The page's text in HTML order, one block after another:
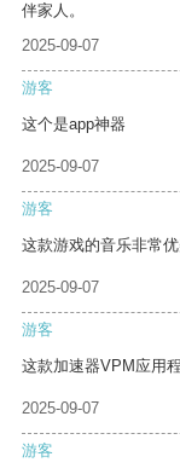
伴家人。
2025-09-07
游客
这个是app神器
2025-09-07
游客
这款游戏的音乐非常
2025-09-07
游客
这款加速器VPM应用
2025-09-07
游客